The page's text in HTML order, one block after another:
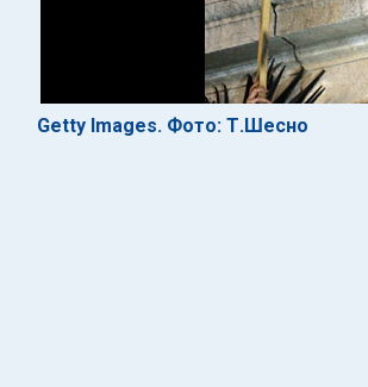
Getty Images. Фото: Т.Шесно